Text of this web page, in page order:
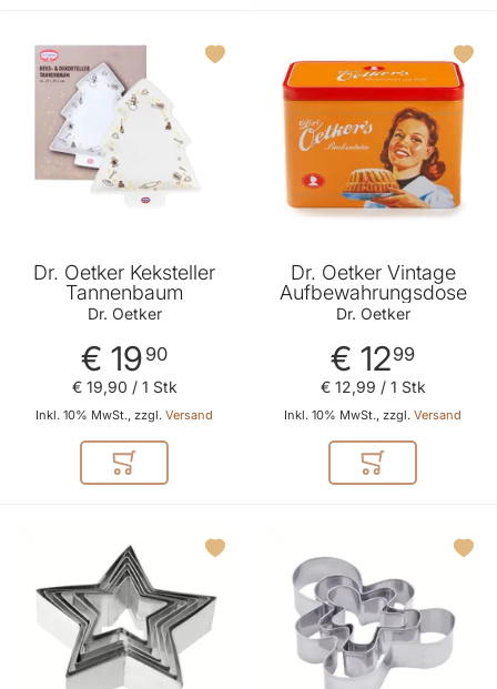
Dr. Oetker Keksteller
Tannenbaum
Dr. Oetker
€ 19 90
Inkl. 10% MwSt., zzgl. Versand
€ 19,90 / 1 Stk
In den Warenkorb
Dr. Oetker Vintage
Aufbewahrungsdose
Dr. Oetker
€ 1299
Inkl. 10% MwSt., zzgl. Versand
€ 12,99 / 1 Stk
In den